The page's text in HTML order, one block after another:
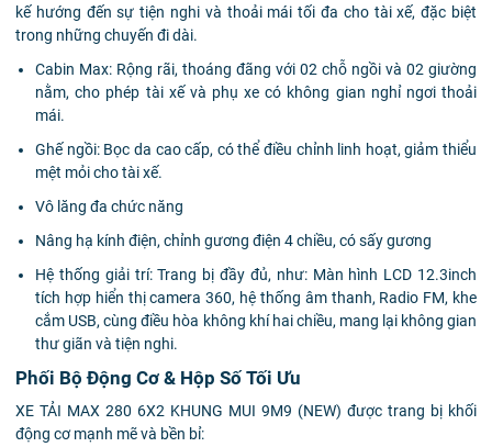
kế hướng đến sự tiện nghi và thoải mái tối đa cho tài xế, đặc biệt
trong những chuyến đi dài.
Cabin Max: Rộng rãi, thoáng đãng với 02 chỗ ngồi và 02 giường
nằm, cho phép tài xế và phụ xe có không gian nghỉ ngơi thoải
mái.
Ghế ngồi: Bọc da cao cấp, có thể điều chỉnh linh hoạt, giảm thiểu
mệt mỏi cho tài xế.
Vô lăng đa chức năng
Nâng hạ kính điện, chỉnh gương điện 4 chiều, có sấy gương
Hệ thống giải trí: Trang bị đầy đủ, như: Màn hình LCD 12.3inch
tích hợp hiển thị camera 360, hệ thống âm thanh, Radio FM, khe
cắm USB, cùng điều hòa không khí hai chiều, mang lại không gian
thư giãn và tiện nghi.
Phối Bộ Động Cơ & Hộp Số Tối Ưu
XE TẢI MAX 280 6X2 KHUNG MUI 9M9 (NEW) được trang bị khối
động cơ mạnh mẽ và bền bỉ: